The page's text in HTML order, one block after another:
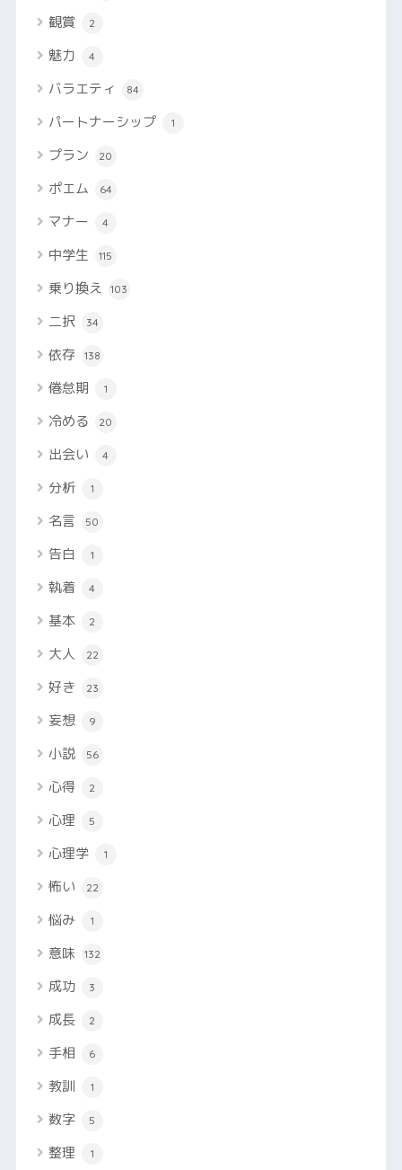
観賞 2
魅力 4
バラエティ 84
パートナーシップ 1
プラン 20
ポエム 64
マナー 4
中学生 115
乗り換え 103
二択 34
依存 138
倦怠期 1
冷める 20
出会い 4
分析 1
名言 50
告白 1
執着 4
基本 2
大人 22
好き 23
妄想 9
小説 56
心得 2
心理 5
心理学 1
怖い 22
悩み 1
意味 132
成功 3
成長 2
手相 6
教訓 1
数字 5
整理 1